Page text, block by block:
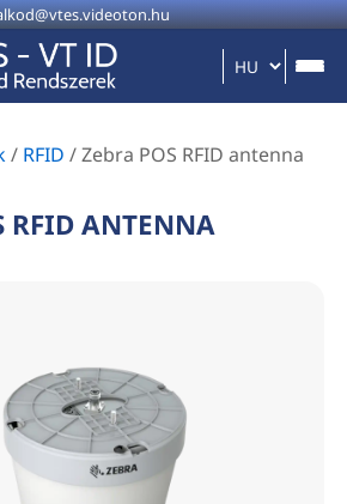
/ RFID /Zebra POS RFID antenna
RFID ANTENNA